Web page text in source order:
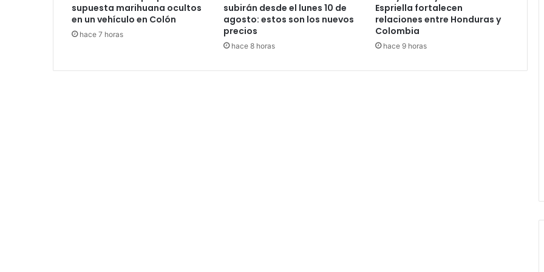
supuesta marihuana ocultos
en un vehículo en Colón
hace 7 horas
subirán desde el lunes 10 de
agosto: estos son los nuevos
precios
hace 8 horas
Espriella fortalecen
relaciones entre Honduras y
Colombia
hace 9 horas